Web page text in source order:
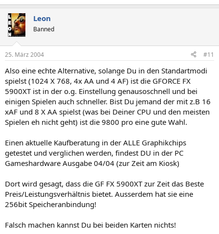
Leon
Banned
25. März 2004 #11
Also eine echte Alternative, solange Du in den Standartmodi
spielst (1024 X 768, 4x AA und 4 AF) ist die GFORCE FX
5900XT ist in der o.g. Einstellung genausoschnell und bei
einigen Spielen auch schneller. Bist Du jemand der mit z.B 16
xAF und 8 X AA spielst (was bei Deiner CPU und den meisten
Spielen eh nicht geht) ist die 9800 pro eine gute Wahl.
Einen aktuelle Kaufberatung in der ALLE Graphikchips
getestet und verglichen werden, findest DU in der PC
Gameshardware Ausgabe 04/04 (zur Zeit am Kiosk)
Dort wird gesagt, dass die GF FX 5900XT zur Zeit das Beste
Preis/Leistungsverhältnis bietet. Ausserdem hat sie eine
256bit Speicheranbindung!
Falsch machen kannst Du bei beiden Karten nichts!